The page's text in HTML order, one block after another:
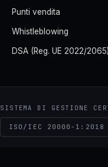
Punti vendita
Whistleblowing
DSA (Reg. UE 2022/2065)
SISTEMA DI GESTIONE
ISO/IEC 20000-1:2018